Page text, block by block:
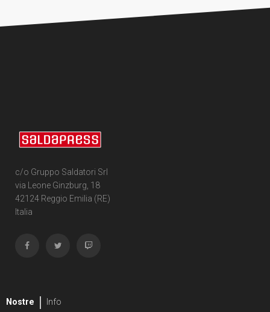
c/o Gruppo Saldatori Srl
via Leone Ginzburg, 18
42124 Reggio Emilia (RE)
Italia
Nostre Info